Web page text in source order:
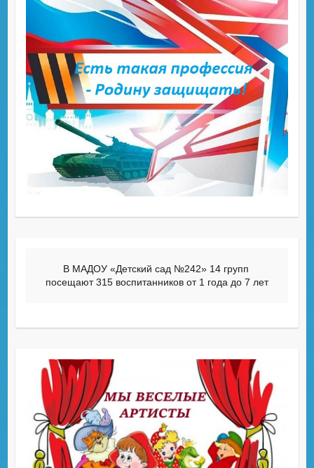
В МАДОУ «Детский сад №242» 14 групп
посещают 315 воспитанников от 1 года до 7 лет